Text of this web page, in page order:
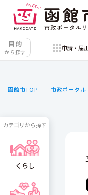
目的
から探す
申請・届
函館市TOP 市政ポータル
カテゴリから探す
くらし